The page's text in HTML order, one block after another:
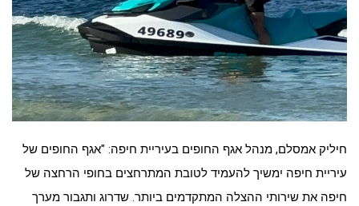
חיליק אמסלם, מנהל אגף החופים בעיריית חיפה: "אגף החופים של
עיריית חיפה ימשיך להעמיד לטובת המתרחצים בחופי הרחצה של
חיפה את שירותי ההצלה המתקדמים ביותר. שדרוג ותגבור מערך